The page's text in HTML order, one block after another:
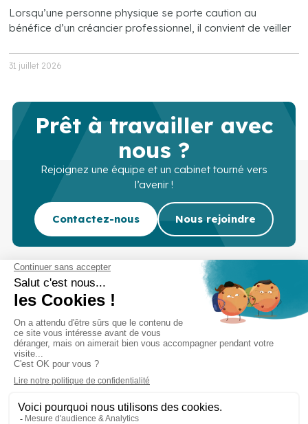
Lorsqu’une personne physique se porte caution au
bénéfice d’un créancier professionnel, il convient de veiller
31 juillet 2026
Prêt à travailler avec
nous ?
Rejoignez une équipe et un cabinet tourné vers
l’avenir !
Contactez-nous Nous rejoindre
Cabinet d’experts-comptables commissaires aux